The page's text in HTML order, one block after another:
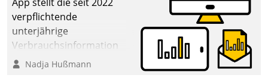
verpflichtende
unterjährige
Verbrauchsinformation
schnell, zuverlässig und
Nadja Hußmann